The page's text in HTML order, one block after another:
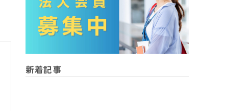
新着記事